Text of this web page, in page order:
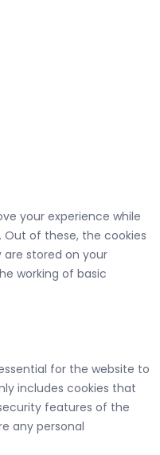
your experience while
of these, the cookies
stored on your
working of basic
for the website to
includes cookies that
features of the
any personal